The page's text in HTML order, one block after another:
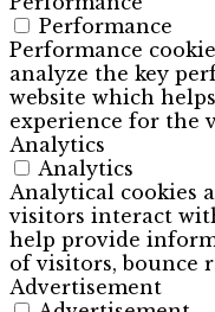
Performance
Performance
analyze the key
website which
experience for the
Analytics
Analytics
Analytical cookies
visitors interact
help provide
of visitors, bounce
Advertisement